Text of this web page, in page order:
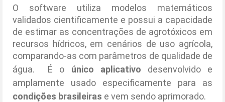
O software utiliza modelos matemáticos
validados cientificamente e possui a capacidade
de estimar as concentrações de agrotóxicos em
recursos hídricos, em cenários de uso agrícola,
comparando-as com parâmetros de qualidade de
água. É o único aplicativo desenvolvido e
amplamente usado especificamente para as
condições brasileiras e vem sendo aprimorado.